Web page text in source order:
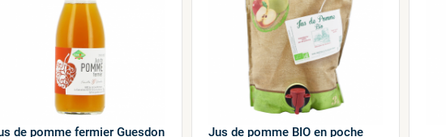
de pomme fermier Guesdon
Jus de pomme BIO en poche